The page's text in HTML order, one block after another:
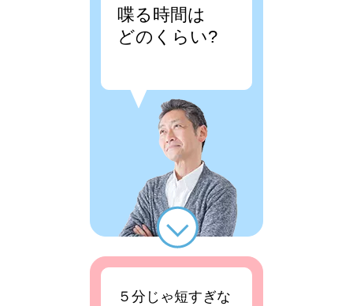
喋る時間は
どのくらい?
５分じゃ短すぎな